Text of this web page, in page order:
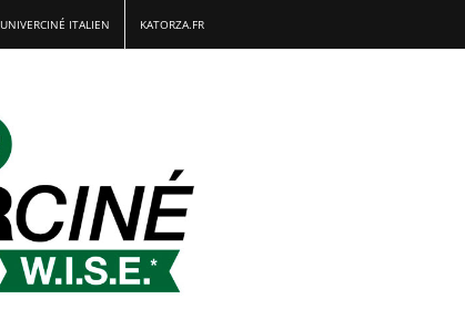
UNIVERCINÉ ITALIEN KATORZA.FR